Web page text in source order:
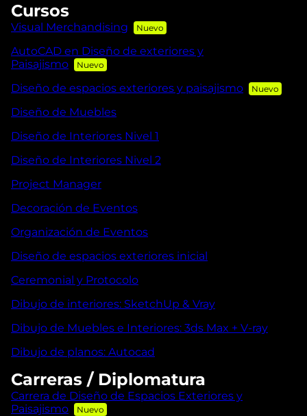
Cursos
Visual Merchandising
AutoCAD en Diseño de exteriores y
Paisajismo
Diseño de espacios exteriores y paisajismo
Diseño de Muebles
Diseño de Interiores Nivel 1
Diseño de Interiores Nivel 2
Project Manager
Decoración de Eventos
Organización de Eventos
Diseño de espacios exteriores inicial
Ceremonial y Protocolo
Dibujo de interiores: SketchUp & Vray
Dibujo de Muebles e Interiores: 3ds Max + V-ray
Dibujo de planos: Autocad
Carreras / Diplomatura
Carrera de Diseño de Espacios Exteriores y
Paisajismo